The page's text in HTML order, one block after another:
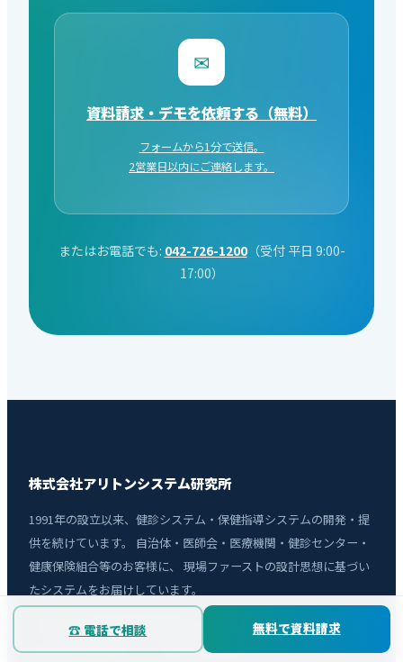
☎ 電話で相談 無料で資料請求
✉
資料請求・デモを依頼する（無料）
フォームから1分で送信。
2営業日以内にご連絡します。
またはお電話でも: 042-726-1200（受付 平日 9:00-
17:00）
株式会社アリトンシステム研究所
1991年の設立以来、健診システム・保健指導システムの開発・提
供を続けています。 自治体・医師会・医療機関・健診センター・
健康保険組合等のお客様に、 現場ファーストの設計思想に基づい
たシステムをお届けしています。
〒194-0021 東京都町田市中町1-26-4 シャトーグレイス103
TEL: 042-726-1200 ／ 設立: 1991年3月